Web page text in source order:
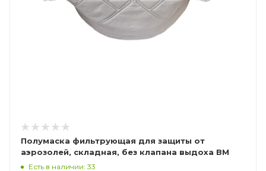
Полумаска фильтрующая для защиты от
аэрозолей, складная, без клапана выдоха ВМ
9101 FFP1 NR D
Есть в наличии: 33